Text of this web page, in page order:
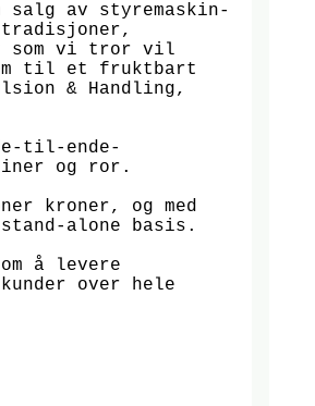
salg av styremaskin-
tradisjoner,
som vi tror vil
til et fruktbart
& Handling,
til-ende-
og ror.
kroner, og med
alone basis.
å levere
over hele